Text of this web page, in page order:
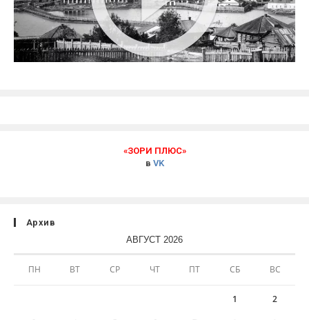
«ЗОРИ ПЛЮС»
в VK
Архив
АВГУСТ 2026
ПН ВТ СР ЧТ ПТ СБ ВС
1 2